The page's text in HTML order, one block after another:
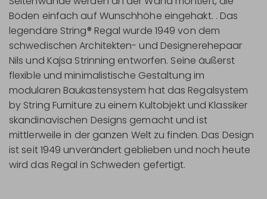
Böden einfach auf Wunschhöhe eingehakt. . Das
legendäre String® Regal wurde 1949 von dem
schwedischen Architekten- und Designerehepaar
Nils und Kajsa Strinning entworfen. Seine äußerst
flexible und minimalistische Gestaltung im
modularen Baukastensystem hat das Regalsystem
by String Furniture zu einem Kultobjekt und Klassiker
skandinavischen Designs gemacht und ist
mittlerweile in der ganzen Welt zu finden. Das Design
ist seit 1949 unverändert geblieben und noch heute
wird das Regal in Schweden gefertigt.